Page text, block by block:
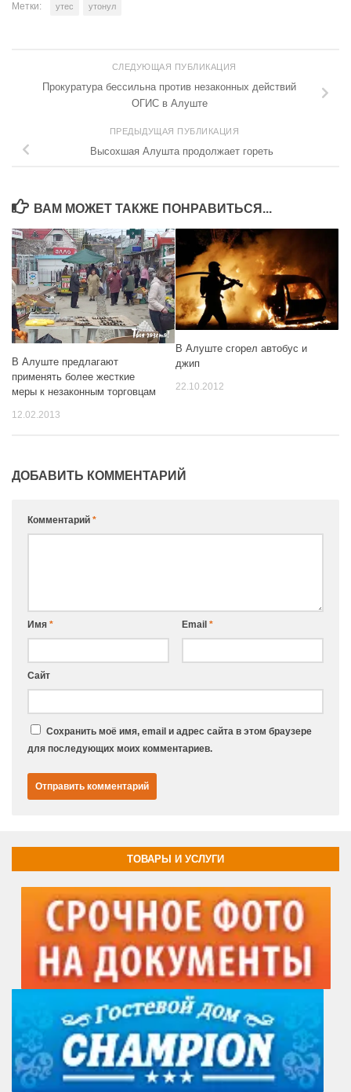
Метки: утес утонул
СЛЕДУЮЩАЯ ПУБЛИКАЦИЯ
Прокуратура бессильна против незаконных действий
ОГИС в Алуште
ПРЕДЫДУЩАЯ ПУБЛИКАЦИЯ
Высохшая Алушта продолжает гореть
ВАМ МОЖЕТ ТАКЖЕ ПОНРАВИТЬСЯ...
В Алуште предлагают
применять более жесткие
меры к незаконным торговцам
12.02.2013
В Алуште сгорел автобус и
джип
22.10.2012
ДОБАВИТЬ КОММЕНТАРИЙ
Комментарий *
Имя * Email *
Сайт
Сохранить моё имя, email и адрес сайта в этом браузере
для последующих моих комментариев.
ТОВАРЫ И УСЛУГИ